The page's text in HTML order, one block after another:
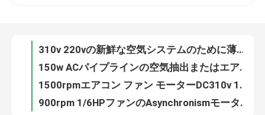
工場旅行
品質管理
220v 115vソーダ コーヒー機械のための1つの段階の誘導電動機の炭酸塩モーター
400w中央AC単位ファン モーター800-1300rpm高い発電YDK140のアルミニウム貝
380V/120V農場の義務の電動機50/60HZ 0.5HP NEMA 56フレーム
115V 60HZの単一フェーズの送風機モーター屋内ファン送風器のための1/10のHP